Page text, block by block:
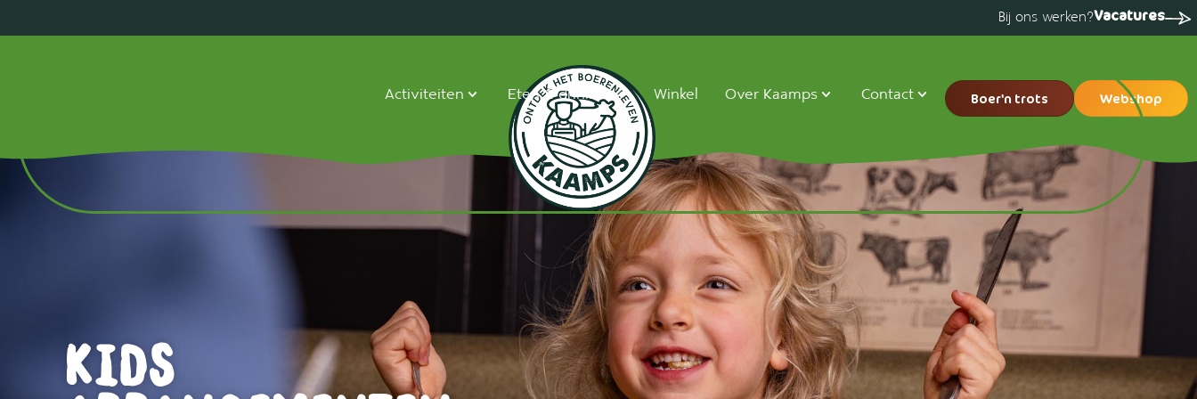
Bij ons werken?Vacatures
Activiteiten Eten & drinken Winkel Over Kaamps Contact Boer'n trots Webshop
Kids